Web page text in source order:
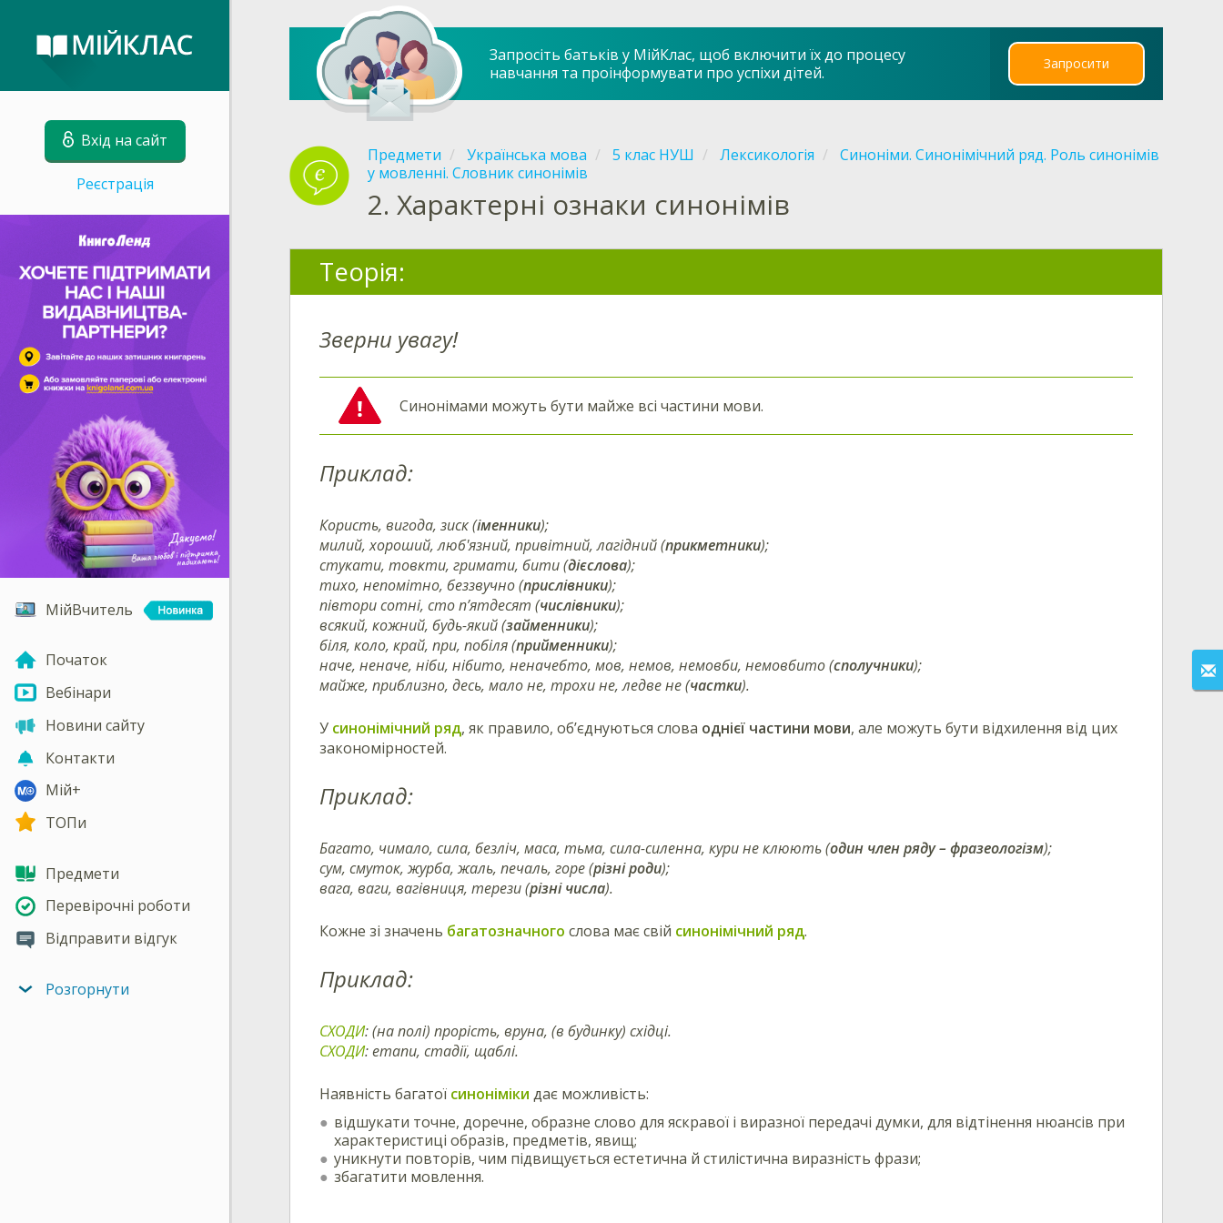
Вхід на сайт
Реєстрація
МійВчитель
Початок
Вебінари
Новини сайту
Контакти
Мій+
ТОПи
Предмети
Перевірочні роботи
Відправити відгук
Розгорнути
Запросіть батьків у МійКлас, щоб включити їх до процесу
навчання та проінформувати про успіхи дітей.
Запросити
Предмети Українська мова 5 клас НУШ Лексикологія
Синоніми. Синонімічний ряд. Роль синонімів
у мовленні. Словник синонімів
2. Характерні ознаки синонімів
Теорія:
Зверни увагу!
Синонімами можуть бути майже всі частини мови.
Приклад:
Користь, вигода, зиск (іменники);
милий, хороший, люб'язний, привітний, лагідний (прикметники);
стукати, товкти, гримати, бити (дієслова);
тихо, непомітно, беззвучно (прислівники);
півтори сотні, сто п’ятдесят (числівники);
всякий, кожний, будь-який (займенники);
біля, коло, край, при, побіля (прийменники);
наче, неначе, ніби, нібито, неначебто, мов, немов, немовби, немовбито (сполучники);
майже, приблизно, десь, мало не, трохи не, ледве не (частки).
У синонімічний ряд, як правило, об’єднуються слова однієї частини мови, але можуть бути відхилення від цих
закономірностей.
Приклад:
Багато, чимало, сила, безліч, маса, тьма, сила-силенна, кури не клюють (один член ряду – фразеологізм);
сум, смуток, журба, жаль, печаль, горе (різні роди);
вага, ваги, вагівниця, терези (різні числа).
Кожне зі значень багатозначного слова має свій синонімічний ряд.
Приклад:
СХОДИ: (на полі) прорість, вруна, (в будинку) східці.
СХОДИ: етапи, стадії, щаблі.
Наявність багатої синоніміки дає можливість:
відшукати точне, доречне, образне слово для яскравої і виразної передачі думки, для відтінення нюансів при
характеристиці образів, предметів, явищ;
уникнути повторів, чим підвищується естетична й стилістична виразність фрази;
збагатити мовлення.